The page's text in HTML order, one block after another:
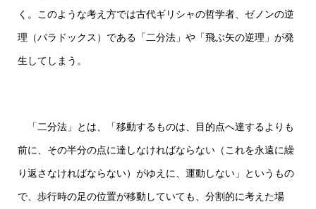
く。このような考え方では古代ギリシャの哲学者、ゼノンの逆
理（パラドックス）である「二分法」や「飛ぶ矢の逆理」が発
生してしまう。
「二分法」とは、「移動するものは、目的点へ達するよりも
前に、その半分の点に達しなければならない（これを永遠に繰
り返さなければならない）がゆえに、運動しない」というもの
で、歩行時の足の位置が移動していても、分割的に考えた場